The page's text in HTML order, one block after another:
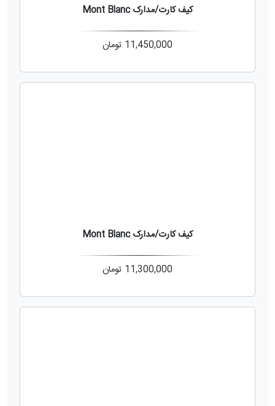
کیف کارت/مدارک Mont Blanc
11,450,000 تومان
کیف کارت/مدارک Mont Blanc
11,300,000 تومان